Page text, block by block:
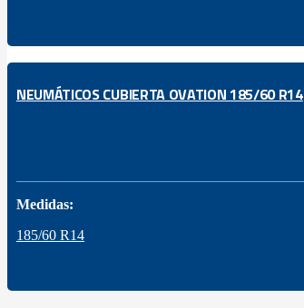
NEUMÁTICOS CUBIERTA OVATION 185/60 R14
Medidas:
185/60 R14